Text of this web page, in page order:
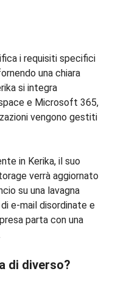
i requisiti specifici
una chiara
si integra
e Microsoft 365,
vengono gestiti
in Kerika, il suo
verrà aggiornato
su una lavagna
e-mail disordinate e
parta con una
di diverso?